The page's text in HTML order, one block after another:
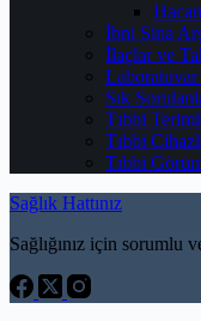
İbni Sina
İlaçlar ve
Sık
Tıbbi
Tıbbi
Tıbbi
Sağlık Hattınız
Sağlığınız için sorumlu